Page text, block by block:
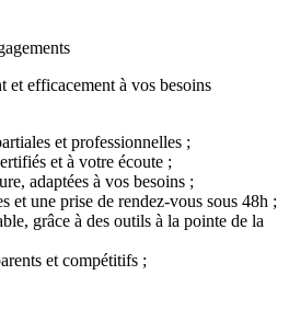
et efficacement à vos besoins
et professionnelles ;
et à votre écoute ;
adaptées à vos besoins ;
et une prise de rendez-vous sous 48h ;
grâce à des outils à la pointe de la
et compétitifs ;